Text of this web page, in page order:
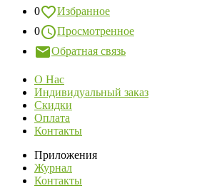
0
Избранное
0
Просмотренное
Обратная связь
О Нас
Индивидуальный заказ
Скидки
Оплата
Контакты
Приложения
Журнал
Контакты